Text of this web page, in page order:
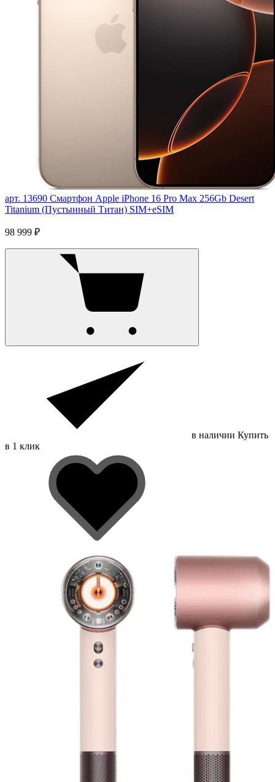
арт. 13690 Смартфон Apple iPhone 16 Pro Max 256Gb Desert
Titanium (Пустынный Титан) SIM+eSIM
98 999 ₽
в наличии Купить
в 1 клик